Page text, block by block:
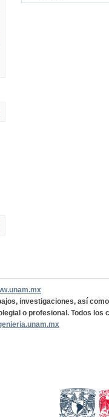
investigaciones, así
o profesional. Todos los